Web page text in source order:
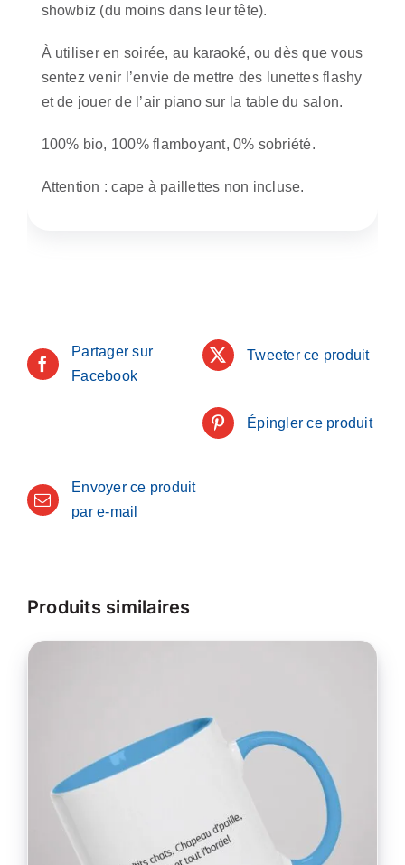
showbiz (du moins dans leur tête).
À utiliser en soirée, au karaoké, ou dès que vous
sentez venir l’envie de mettre des lunettes flashy
et de jouer de l’air piano sur la table du salon.
100% bio, 100% flamboyant, 0% sobriété.
Attention : cape à paillettes non incluse.
Partager sur
Facebook
Tweeter ce produit
Épingler ce produit
Envoyer ce produit
par e-mail
Produits similaires
CHOIX DES OPTIONS